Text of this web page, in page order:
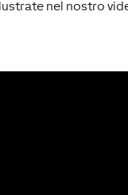
nel nostro